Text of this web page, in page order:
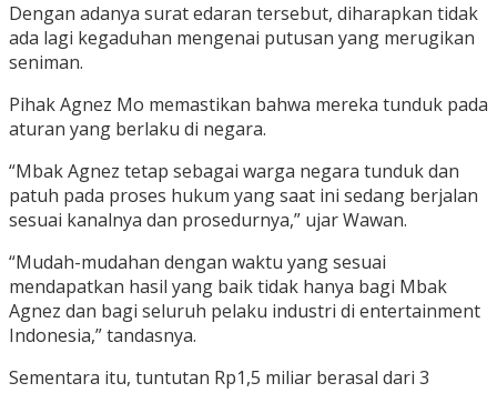
Dengan adanya surat edaran tersebut, diharapkan tidak
ada lagi kegaduhan mengenai putusan yang merugikan
seniman.
Pihak Agnez Mo memastikan bahwa mereka tunduk pada
aturan yang berlaku di negara.
“Mbak Agnez tetap sebagai warga negara tunduk dan
patuh pada proses hukum yang saat ini sedang berjalan
sesuai kanalnya dan prosedurnya,” ujar Wawan.
“Mudah-mudahan dengan waktu yang sesuai
mendapatkan hasil yang baik tidak hanya bagi Mbak
Agnez dan bagi seluruh pelaku industri di entertainment
Indonesia,” tandasnya.
Sementara itu, tuntutan Rp1,5 miliar berasal dari 3